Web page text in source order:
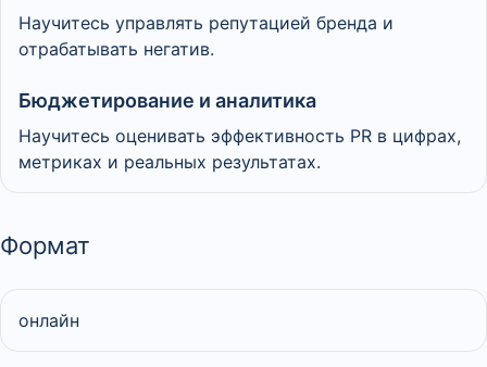
Научитесь управлять репутацией бренда и
отрабатывать негатив.
Бюджетирование и аналитика
Научитесь оценивать эффективность PR в цифрах,
метриках и реальных результатах.
Формат
онлайн